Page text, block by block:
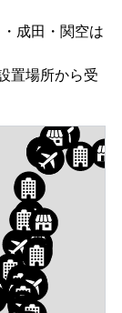
成田・関空は
置場所から受